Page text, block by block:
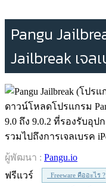
Pangu
Jailbreak เจล
ดาวน์โหลดโปรแกรม
9.0 ถึง 9.0.2 ที่รองรับอุป
รวมไปถึงการเจลเบรค
ผู้พัฒนา : Pangu.io
ฟรีแวร์
Freeware คืออะไร ?